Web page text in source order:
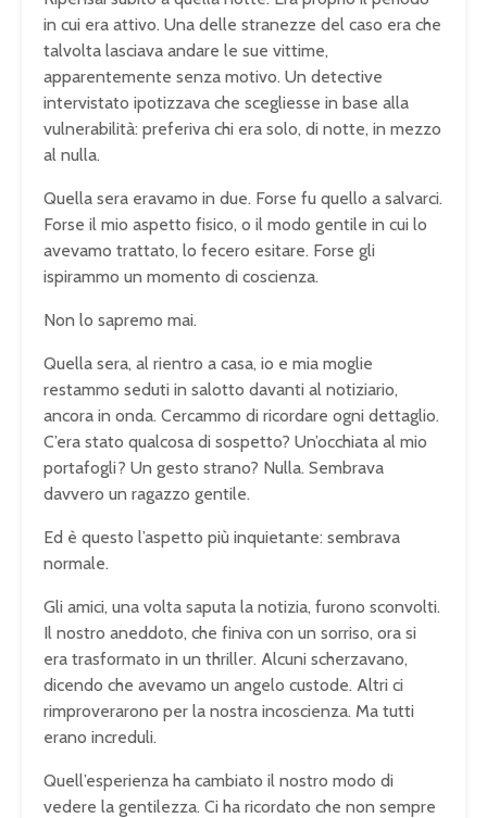
in cui era attivo. Una delle stranezze del caso era che
talvolta lasciava andare le sue vittime,
apparentemente senza motivo. Un detective
intervistato ipotizzava che scegliesse in base alla
vulnerabilità: preferiva chi era solo, di notte, in mezzo
al nulla.
Quella sera eravamo in due. Forse fu quello a salvarci.
Forse il mio aspetto fisico, o il modo gentile in cui lo
avevamo trattato, lo fecero esitare. Forse gli
ispirammo un momento di coscienza.
Non lo sapremo mai.
Quella sera, al rientro a casa, io e mia moglie
restammo seduti in salotto davanti al notiziario,
ancora in onda. Cercammo di ricordare ogni dettaglio.
C’era stato qualcosa di sospetto? Un’occhiata al mio
portafogli? Un gesto strano? Nulla. Sembrava
davvero un ragazzo gentile.
Ed è questo l’aspetto più inquietante: sembrava
normale.
Gli amici, una volta saputa la notizia, furono sconvolti.
Il nostro aneddoto, che finiva con un sorriso, ora si
era trasformato in un thriller. Alcuni scherzavano,
dicendo che avevamo un angelo custode. Altri ci
rimproverarono per la nostra incoscienza. Ma tutti
erano increduli.
Quell’esperienza ha cambiato il nostro modo di
vedere la gentilezza. Ci ha ricordato che non sempre